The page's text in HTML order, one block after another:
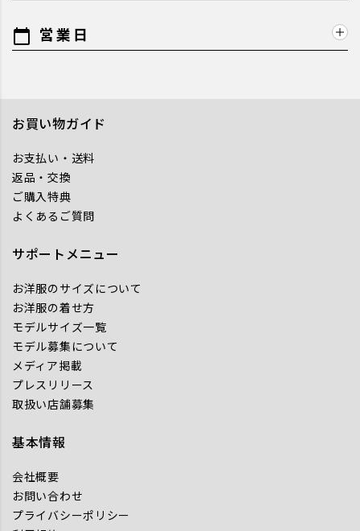
calendar_today 営業日
お買い物ガイド
お支払い・送料
返品・交換
ご購入特典
よくあるご質問
サポートメニュー
お洋服のサイズについて
お洋服の着せ方
モデルサイズ一覧
モデル募集について
メディア掲載
プレスリリース
取扱い店舗募集
基本情報
会社概要
お問い合わせ
プライバシーポリシー